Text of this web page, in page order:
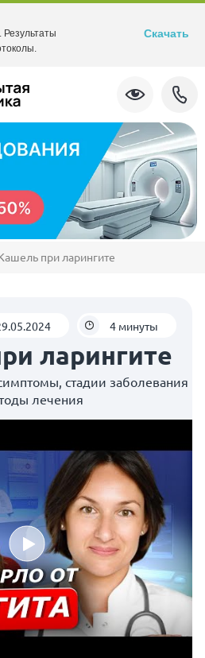
при ларингите
4 минуты
ларингите
стадии заболевания
лечения
Результаты
Скачать